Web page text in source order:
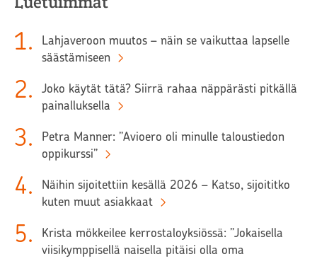
1.
Lahjaveroon muutos – näin se vaikuttaa lapselle
säästämiseen
2.
Joko käytät tätä? Siirrä rahaa näppärästi pitkällä
painalluksella
3.
Petra Manner: ”Avioero oli minulle taloustiedon
oppikurssi”
4.
Näihin sijoitettiin kesällä 2026 – Katso, sijoititko
kuten muut asiakkaat
5.
Krista mökkeilee kerrostaloyksiössä: ”Jokaisella
viisikymppisellä naisella pitäisi olla oma